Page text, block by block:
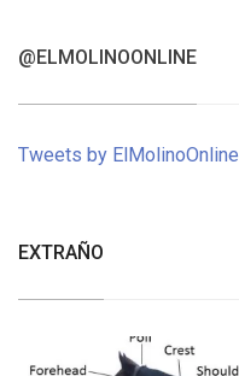
@ELMOLINOONLINE
Tweets by ElMolinoOnline
EXTRAÑO